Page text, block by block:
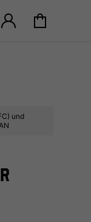
nach Produkten
EinloggenWarenkorb
und